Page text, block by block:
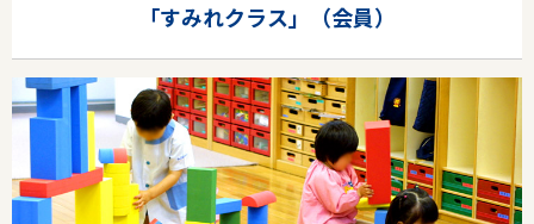
「すみれクラス」（会員）